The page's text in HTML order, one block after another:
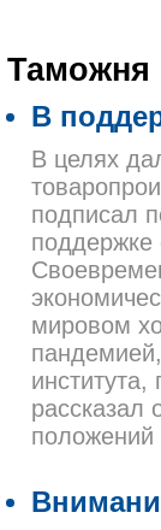
Таможня
В
В целях
подписал
поддержке
мировом
рассказал
положений